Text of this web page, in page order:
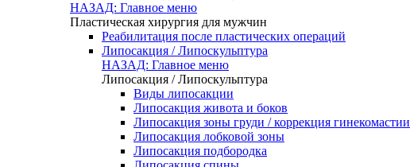
НАЗАД: Главное меню
Пластическая хирургия для мужчин
Реабилитация после пластических операций
Липосакция / Липоскульптура
НАЗАД: Главное меню
Липосакция / Липоскульптура
Виды липосакции
Липосакция живота и боков
Липосакция зоны груди / коррекция гинекомастии
Липосакция лобковой зоны
Липосакция подбородка